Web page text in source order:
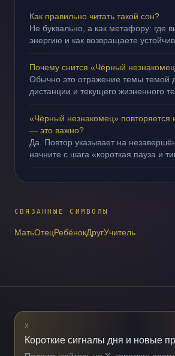
Как правильно читать такой сон?
Не буквально, а как метафору: где
энергию и как возвращаете
Почему снится «Чёрный
Обычно это отражение темы темой
дистанции и текущего жизненного
«Чёрный незнакомец» повторяется
— это важно?
Да. Повтор указывает на
начните с шага «короткая пауза и
СВЯЗАННЫЕ СИМВОЛЫ
МатьОтецРебёнокДругУчитель
X
Короткие сигналы дня и новые